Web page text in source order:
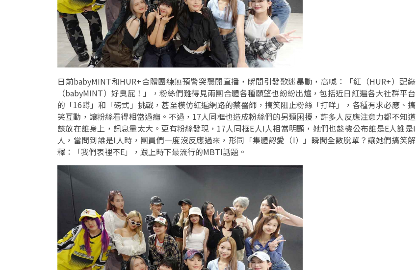
日前babyMINT和HUR+合體團練無預警突襲開直播，瞬間引發歌迷暴動，高喊：「紅（HUR+）配綠
（babyMINT）好臭屁！」，粉絲們難得見兩團合體各種願望也紛紛出爐，包括近日紅遍各大社群平台
的「16蹲」和「磅式」挑戰，甚至模仿紅遍網路的蔡醫師，搞笑阻止粉絲「打咩」，各種有求必應、搞
笑互動，讓粉絲看得相當過癮。不過，17人同框也造成粉絲們的另類困擾，許多人反應注意力都不知道
該放在誰身上，訊息量太大。更有粉絲發現，17人同框E人I人相當明顯，她們也趁機公布誰是E人誰是I
人，當問到誰是I人時，團員們一度沒反應過來，形同「集體認愛（I）」瞬間全數脫單？讓她們搞笑解
釋：「我們表裡不E」，跟上時下最流行的MBTI話題。